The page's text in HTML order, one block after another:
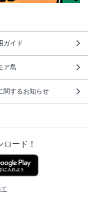
ガイド
ア島
関するお知らせ
ード！